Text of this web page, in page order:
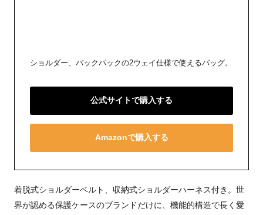
ショルダー、バックパックの2ウェイ仕様で使えるバッグ。
公式サイトで購入する
Amazonで購入する
着脱式ショルダーベルト、収納式ショルダーハーネス付き。世
界が認める保護ケースのブランドだけに、機能的構造で長く愛